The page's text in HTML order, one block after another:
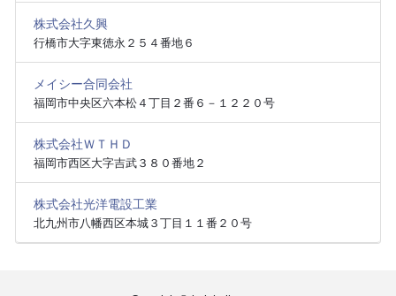
株式会社久興
行橋市大字東徳永２５４番地６
メイシー合同会社
福岡市中央区六本松４丁目２番６－１２２０号
株式会社ＷＴＨＤ
福岡市西区大字吉武３８０番地２
株式会社光洋電設工業
北九州市八幡西区本城３丁目１１番２０号